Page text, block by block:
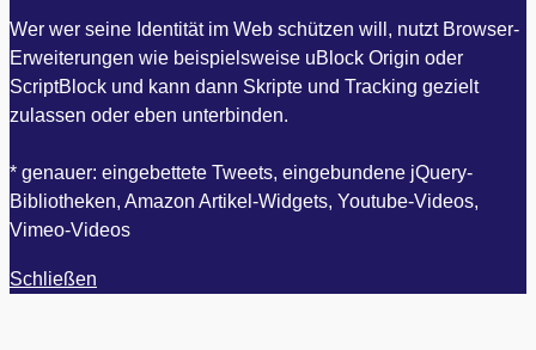
Wer wer seine Identität im Web schützen will, nutzt Browser-
Erweiterungen wie beispielsweise uBlock Origin oder
ScriptBlock und kann dann Skripte und Tracking gezielt
zulassen oder eben unterbinden.
* genauer: eingebettete Tweets, eingebundene jQuery-
Bibliotheken, Amazon Artikel-Widgets, Youtube-Videos,
Vimeo-Videos
Schließen